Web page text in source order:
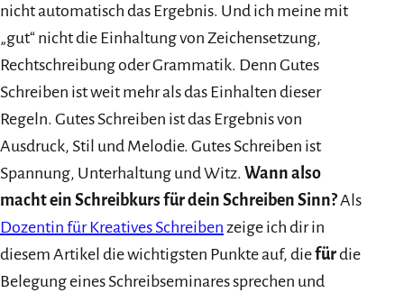
nicht automatisch das Ergebnis. Und ich meine mit
„gut“ nicht die Einhaltung von Zeichensetzung,
Rechtschreibung oder Grammatik. Denn Gutes
Schreiben ist weit mehr als das Einhalten dieser
Regeln. Gutes Schreiben ist das Ergebnis von
Ausdruck, Stil und Melodie. Gutes Schreiben ist
Spannung, Unterhaltung und Witz. Wann also
macht ein Schreibkurs für dein Schreiben Sinn?Als
Dozentin für Kreatives Schreiben zeige ich dir in
diesem Artikel die wichtigsten Punkte auf, diefürdie
Belegung eines Schreibseminares sprechen und